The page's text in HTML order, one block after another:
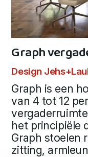
Graph
Design
Graph is een
van 4 tot 12
het principiële
Graph stoelen
zitting,